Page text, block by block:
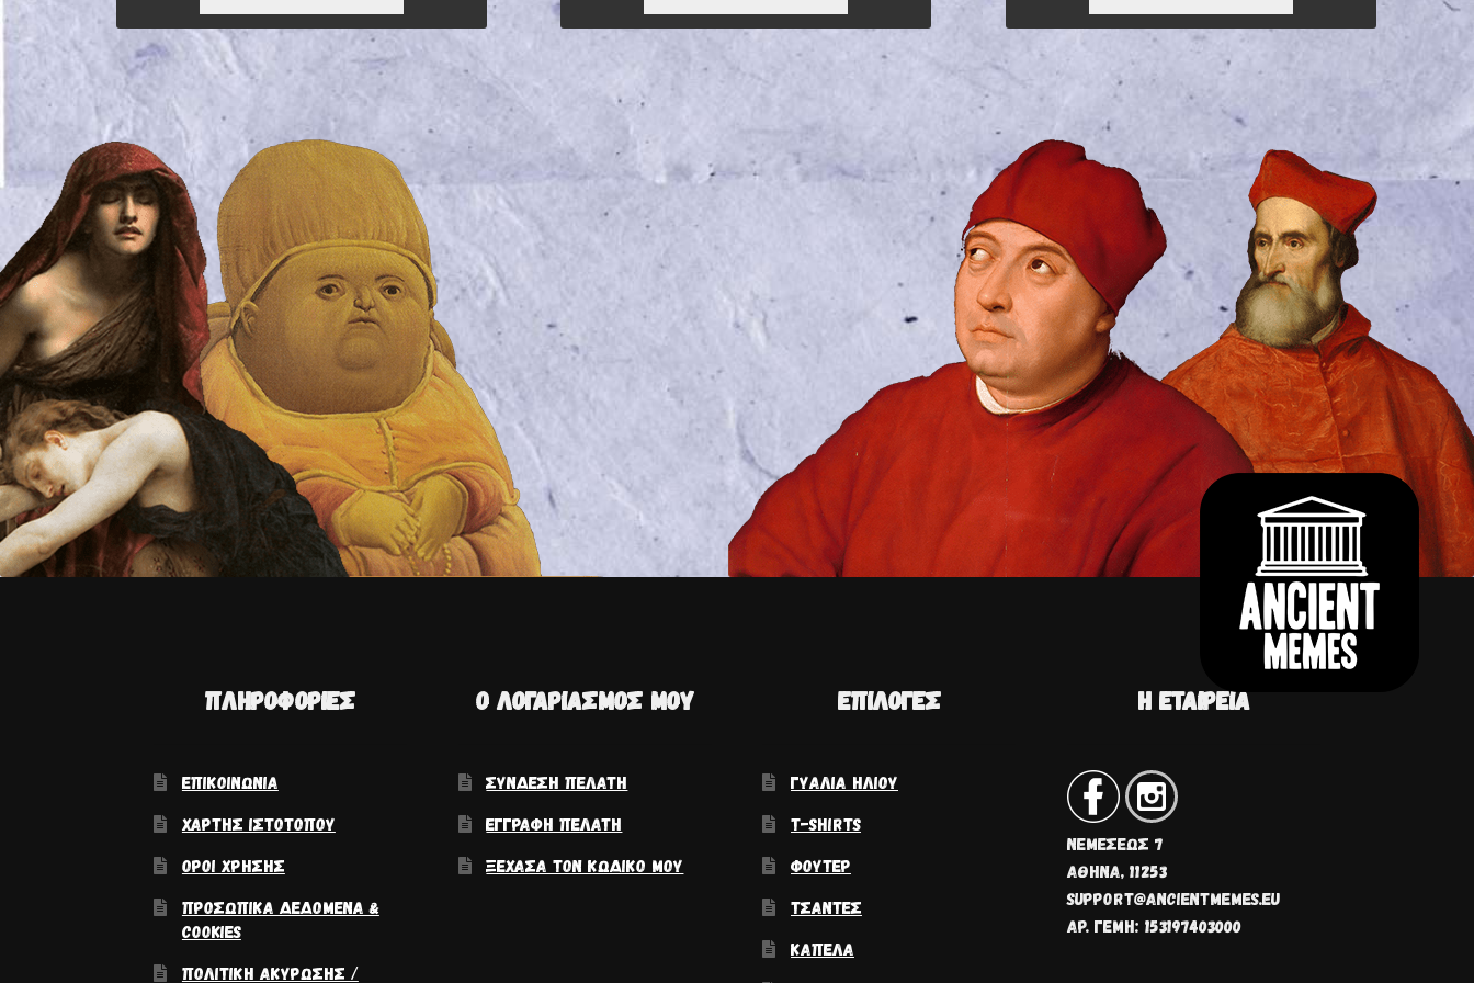
5,20 €. ΕΊΝΑΙ:
3,64 €.
3,83 €. ΕΊΝΑΙ:
3,00 €.
7,20 €. ΕΊΝΑΙ:
5,04 €.
ΠΛΗΡΟΦΟΡΊΕΣ
ΕΠΙΚΟΙΝΩΝΊΑ
ΧΆΡΤΗΣ ΙΣΤΟΤΌΠΟΥ
ΌΡΟΙ ΧΡΉΣΗΣ
ΠΡΟΣΩΠΙΚΆ ΔΕΔΟΜΈΝΑ &
COOKIES
ΠΟΛΙΤΙΚΉ ΑΚΎΡΩΣΗΣ /
Ο ΛΟΓΑΡΙΑΣΜΌΣ ΜΟΥ
ΣΎΝΔΕΣΗ ΠΕΛΆΤΗ
ΕΓΓΡΑΦΉ ΠΕΛΆΤΗ
ΞΈΧΑΣΑ ΤΟΝ ΚΩΔΙΚΌ ΜΟΥ
ΕΠΙΛΟΓΈΣ
ΓΥΑΛΙΆ ΗΛΊΟΥ
T-SHIRTS
ΦΟΎΤΕΡ
ΤΣΆΝΤΕΣ
ΚΑΠΈΛΑ
Η ΕΤΑΙΡΕΊΑ
ΝΕΜΈΣΕΩΣ 7
ΑΘΗΝΑ, 11253
SUPPORT@ANCIENTMEMES.EU
ΑΡ. ΓΕΜΗ: 153197403000